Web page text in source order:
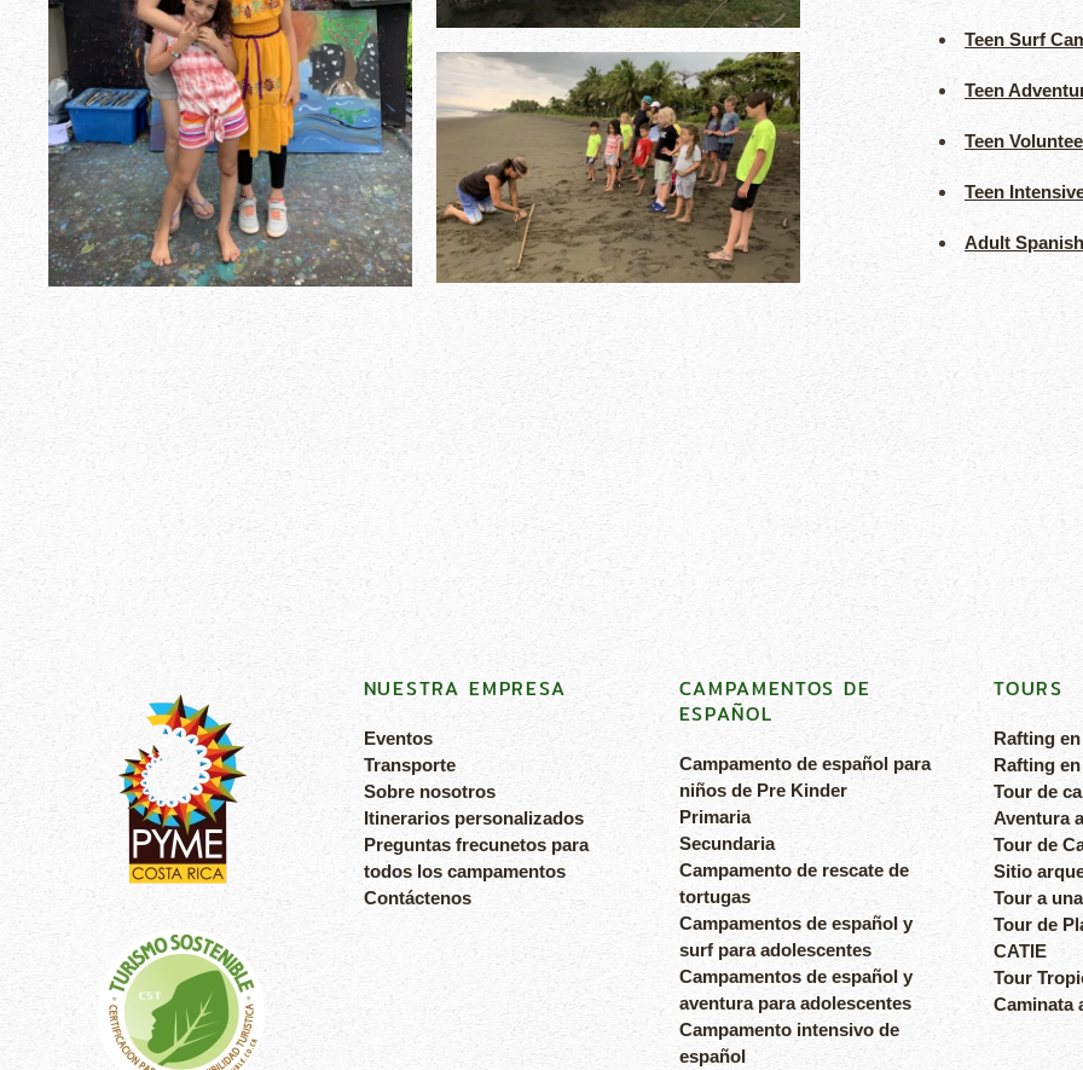
Teen Surf
Teen
Teen
Teen
Adult
NUESTRA EMPRESA
Eventos
Transporte
Sobre nosotros
Itinerarios personalizados
Preguntas frecunetos para
todos los campamentos
Contáctenos
CAMPAMENTOS DE
ESPAÑOL
Campamento de español para
niños de Pre Kinder
Primaria
Secundaria
Campamento de rescate de
tortugas
Campamentos de español y
surf para adolescentes
Campamentos de español y
aventura para adolescentes
Campamento intensivo de
español
TOURS
Rafting
Rafting
Tour de
Aventura
Tour de
Sitio
Tour a
Tour de
CATIE
Tour
Caminata